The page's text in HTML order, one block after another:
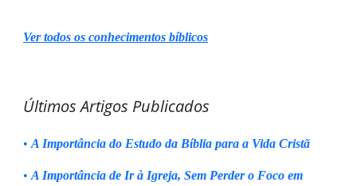
Ver todos os conhecimentos bíblicos
Últimos Artigos Publicados
• A Importância do Estudo da Bíblia para a Vida Cristã
• A Importância de Ir à Igreja, Sem Perder o Foco em